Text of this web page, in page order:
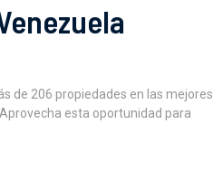
de 206 propiedades en las mejores
esta oportunidad para